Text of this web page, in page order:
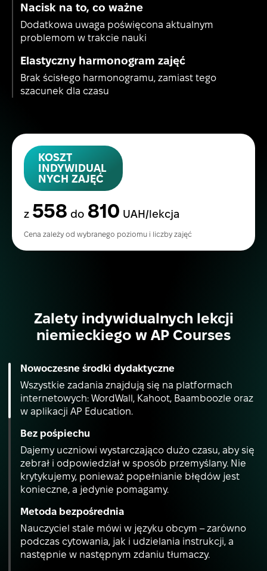
Nacisk na to, co ważne
Dodatkowa uwaga poświęcona aktualnym
problemom w trakcie nauki
Elastyczny harmonogram zajęć
Brak ścisłego harmonogramu, zamiast tego
szacunek dla czasu
KOSZT
INDYWIDUAL
NYCH ZAJĘĆ
z 558 do 810 UAH/lekcja
Cena zależy od wybranego poziomu i liczby zajęć
Zalety indywidualnych lekcji
niemieckiego w AP Courses
Nowoczesne środki dydaktyczne
Wszystkie zadania znajdują się na platformach
internetowych: WordWall, Kahoot, Baamboozle oraz
w aplikacji AP Education.
Bez pośpiechu
Dajemy uczniowi wystarczająco dużo czasu, aby się
zebrał i odpowiedział w sposób przemyślany. Nie
krytykujemy, ponieważ popełnianie błędów jest
konieczne, a jedynie pomagamy.
Metoda bezpośrednia
Nauczyciel stale mówi w języku obcym – zarówno
podczas cytowania, jak i udzielania instrukcji, a
następnie w następnym zdaniu tłumaczy.